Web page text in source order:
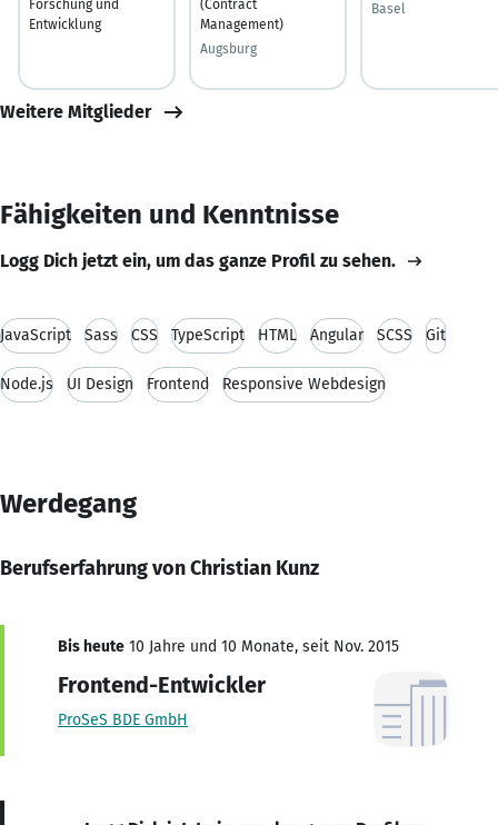
Forschung und
Entwicklung
(Contract
Management)
Augsburg
Basel
Weitere Mitglieder
Fähigkeiten und Kenntnisse
Logg Dich jetzt ein, um das ganze Profil zu sehen.
JavaScript Sass CSS TypeScript HTML Angular SCSS Git
Node.js UI Design Frontend Responsive Webdesign
Werdegang
Berufserfahrung von Christian Kunz
Bis heute 10 Jahre und 10 Monate, seit Nov. 2015
Frontend-Entwickler
ProSeS BDE GmbH